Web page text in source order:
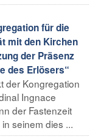
für die
mit den Kirchen
der Präsenz
des Erlösers“
der Kongregation
Ingnace
der Fastenzeit
seinem dies ...